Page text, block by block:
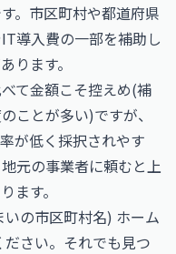
。市区町村や都道府県
導入費の一部を補助し
ります。
て金額こそ控えめ(補
ことが多い)ですが、
が低く採択されやす
元の事業者に頼むと上
ます。
の市区町村名) ホーム
さい。それでも見つ